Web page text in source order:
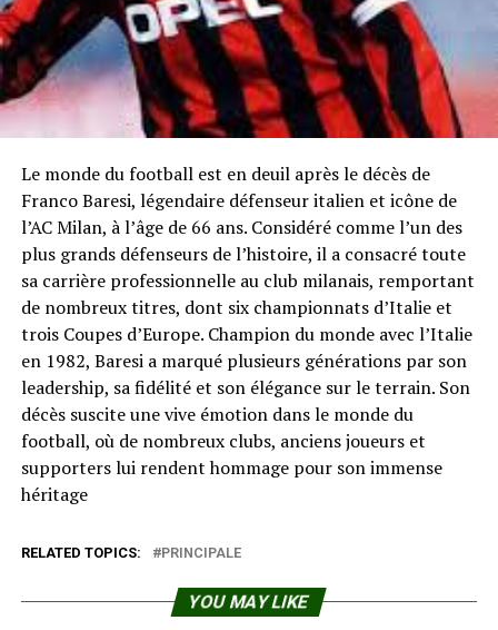
Le monde du football est en deuil après le décès de
Franco Baresi, légendaire défenseur italien et icône de
l’AC Milan, à l’âge de 66 ans. Considéré comme l’un des
plus grands défenseurs de l’histoire, il a consacré toute
sa carrière professionnelle au club milanais, remportant
de nombreux titres, dont six championnats d’Italie et
trois Coupes d’Europe. Champion du monde avec l’Italie
en 1982, Baresi a marqué plusieurs générations par son
leadership, sa fidélité et son élégance sur le terrain. Son
décès suscite une vive émotion dans le monde du
football, où de nombreux clubs, anciens joueurs et
supporters lui rendent hommage pour son immense
héritage
RELATED TOPICS: PRINCIPALE
YOU MAY LIKE